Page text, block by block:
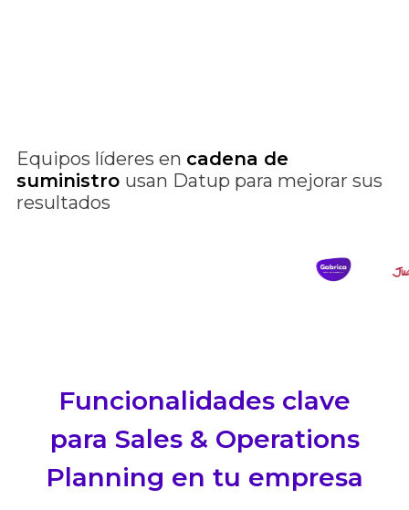
Equipos líderes en cadena de
suministro usan Datup para mejorar sus
resultados
Funcionalidades clave
para Sales & Operations
Planning en tu empresa